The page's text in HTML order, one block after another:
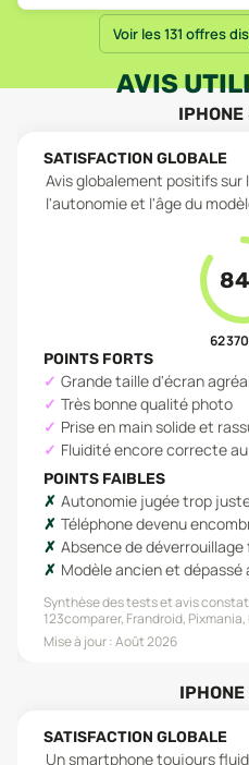
Voir les 131 offres
AVIS
SATISFACTION GLOBALE
Avis globalement positifs
l'autonomie et l'âge du
84
62 370
POINTS FORTS
Grande taille d'écran
Très bonne qualité photo
Prise en main solide et
Fluidité encore correcte
POINTS FAIBLES
Autonomie jugée trop
Téléphone devenu
Absence de déverrouillage
Modèle ancien et dépassé
Synthèse des tests et avis
123comparer, Frandroid,
Mise à jour :Août 2026
SATISFACTION GLOBALE
Un smartphone toujours